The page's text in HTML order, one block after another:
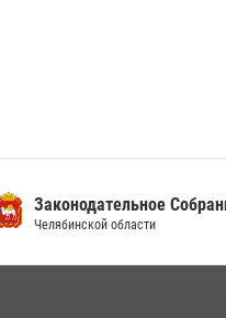
Законодательное
Челябинской области